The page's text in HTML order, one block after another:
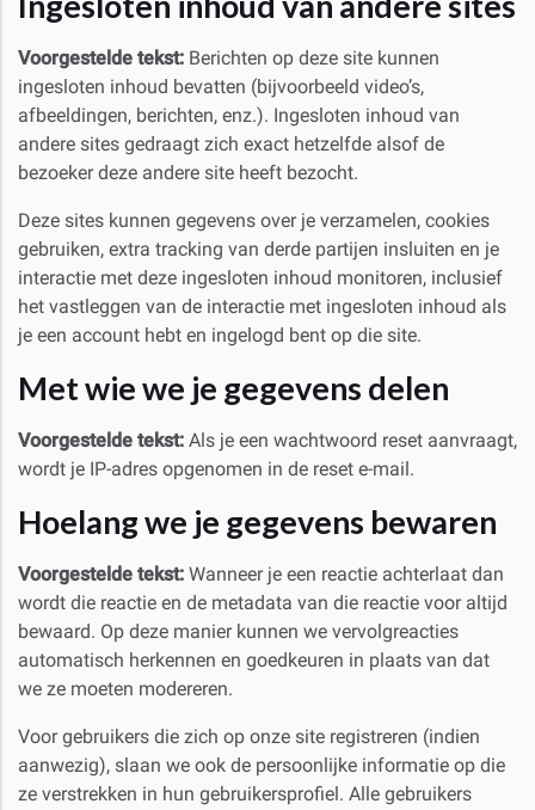
Voorgestelde tekst: Berichten op deze site kunnen
ingesloten inhoud bevatten (bijvoorbeeld video’s,
afbeeldingen, berichten, enz.). Ingesloten inhoud van
andere sites gedraagt zich exact hetzelfde alsof de
bezoeker deze andere site heeft bezocht.
Deze sites kunnen gegevens over je verzamelen, cookies
gebruiken, extra tracking van derde partijen insluiten en je
interactie met deze ingesloten inhoud monitoren, inclusief
het vastleggen van de interactie met ingesloten inhoud als
je een account hebt en ingelogd bent op die site.
Met wie we je gegevens delen
Voorgestelde tekst: Als je een wachtwoord reset aanvraagt,
wordt je IP-adres opgenomen in de reset e-mail.
Hoelang we je gegevens bewaren
Voorgestelde tekst: Wanneer je een reactie achterlaat dan
wordt die reactie en de metadata van die reactie voor altijd
bewaard. Op deze manier kunnen we vervolgreacties
automatisch herkennen en goedkeuren in plaats van dat
we ze moeten modereren.
Voor gebruikers die zich op onze site registreren (indien
aanwezig), slaan we ook de persoonlijke informatie op die
ze verstrekken in hun gebruikersprofiel. Alle gebruikers